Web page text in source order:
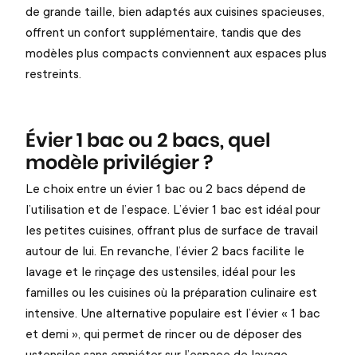
de grande taille, bien adaptés aux cuisines spacieuses,
offrent un confort supplémentaire, tandis que des
modèles plus compacts conviennent aux espaces plus
restreints.
Évier 1 bac ou 2 bacs, quel
modèle privilégier ?
Le choix entre un évier 1 bac ou 2 bacs dépend de
l’utilisation et de l’espace. L’évier 1 bac est idéal pour
les petites cuisines, offrant plus de surface de travail
autour de lui. En revanche, l’évier 2 bacs facilite le
lavage et le rinçage des ustensiles, idéal pour les
familles ou les cuisines où la préparation culinaire est
intensive. Une alternative populaire est l’évier « 1 bac
et demi », qui permet de rincer ou de déposer des